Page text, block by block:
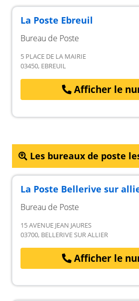
La Poste Ebreuil
Bureau de Poste
5 PLACE DE LA MAIRIE
03450, EBREUIL
Afficher le
Les bureaux de poste
La Poste Bellerive sur
Bureau de Poste
15 AVENUE JEAN JAURES
03700, BELLERIVE SUR ALLIER
Afficher le